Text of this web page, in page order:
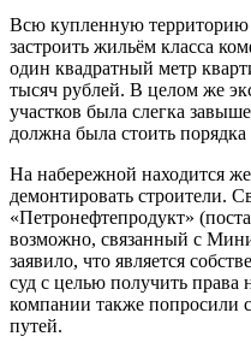
Всю купленную
застроить жильём класса
один квадратный метр
тысяч рублей. В целом же
участков была слегка
должна была стоить
На набережной находится
демонтировать строители.
«Петронефтепродукт»
возможно, связанный с
заявило, что является
суд с целью получить права
компании также попросили
путей.